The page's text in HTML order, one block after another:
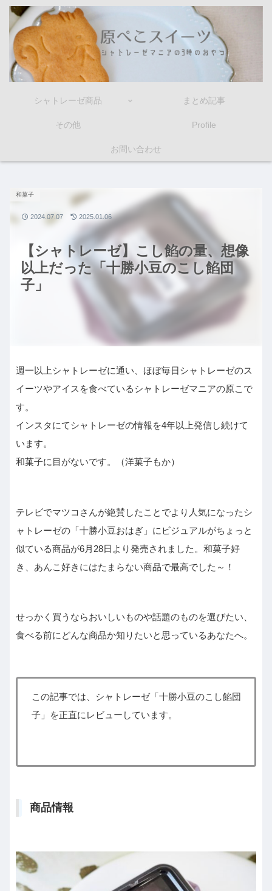
シャトレーゼ商品 まとめ記事
その他 Profile
お問い合わせ
【シャトレーゼ】こし餡の量、想像
以上だった「十勝小豆のこし餡団
子」
和菓子
2024.07.07 2025.01.06
週一以上シャトレーゼに通い、ほぼ毎日シャトレーゼのス
イーツやアイスを食べているシャトレーゼマニアの原こで
す。
インスタにてシャトレーゼの情報を4年以上発信し続けて
います。
和菓子に目がないです。（洋菓子もか）
テレビでマツコさんが絶賛したことでより人気になったシ
ャトレーゼの「十勝小豆おはぎ」にビジュアルがちょっと
似ている商品が6月28日より発売されました。和菓子好
き、あんこ好きにはたまらない商品で最高でした～！
せっかく買うならおいしいものや話題のものを選びたい、
食べる前にどんな商品か知りたいと思っているあなたへ。
この記事では、シャトレーゼ「十勝小豆のこし餡団
子」を正直にレビューしています。
商品情報